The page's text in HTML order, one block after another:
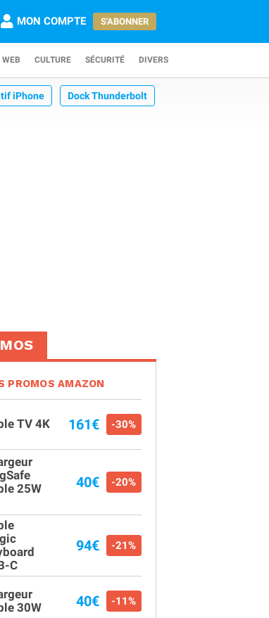
MON COMPTE S'ABONNER
WEB CULTURE SÉCURITÉ DIVERS
iPhone Dock Thunderbolt
PROMOS AMAZON
TV 4K 161€ -30%
25W
40€ -20%
C
94€ -21%
30W
40€ -11%